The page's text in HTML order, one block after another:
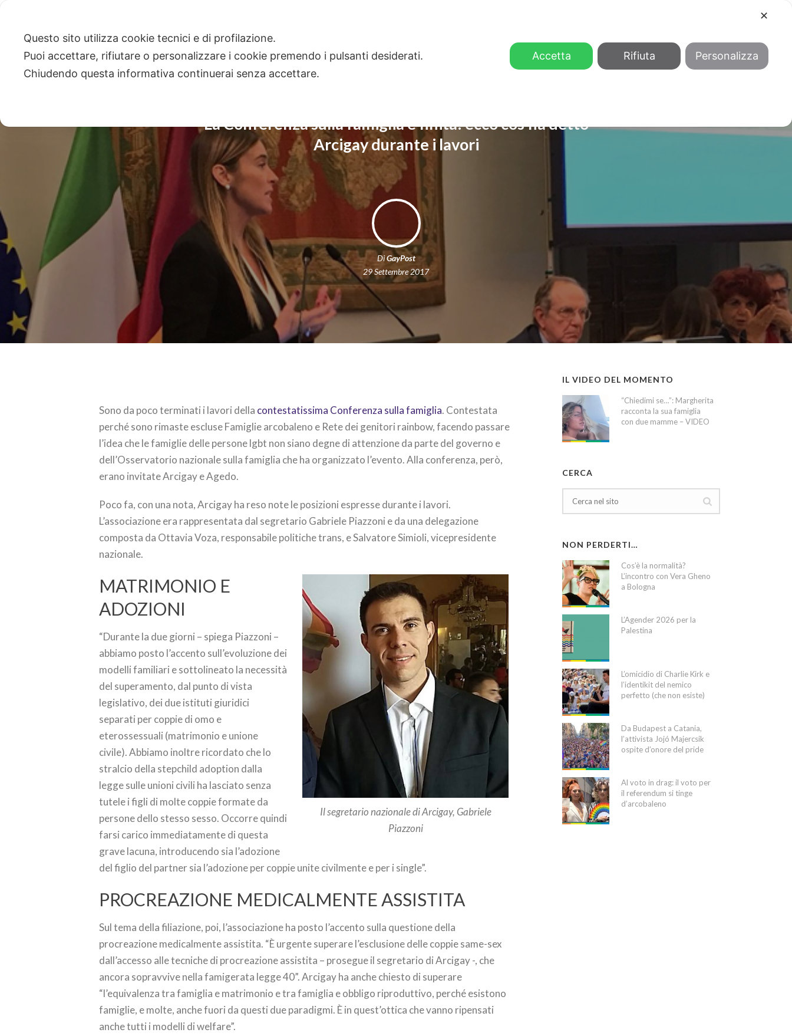
La Conferenza sulla famiglia è finita: ecco cos’ha detto
Arcigay durante i lavori
DiGayPost
29 Settembre 2017
Sono da poco terminati i lavori della contestatissima Conferenza sulla famiglia. Contestata
perché sono rimaste escluse Famiglie arcobaleno e Rete dei genitori rainbow, facendo passare
l’idea che le famiglie delle persone lgbt non siano degne di attenzione da parte del governo e
dell’Osservatorio nazionale sulla famiglia che ha organizzato l’evento. Alla conferenza, però,
erano invitate Arcigay e Agedo.
Poco fa, con una nota, Arcigay ha reso note le posizioni espresse durante i lavori.
L’associazione era rappresentata dal segretario Gabriele Piazzoni e da una delegazione
composta da Ottavia Voza, responsabile politiche trans, e Salvatore Simioli, vicepresidente
nazionale.
Il segretario nazionale di Arcigay, Gabriele
Piazzoni
MATRIMONIO E
ADOZIONI
“Durante la due giorni – spiega Piazzoni –
abbiamo posto l’accento sull’evoluzione dei
modelli familiari e sottolineato la necessità
del superamento, dal punto di vista
legislativo, dei due istituti giuridici
separati per coppie di omo e
eterossessuali (matrimonio e unione
civile). Abbiamo inoltre ricordato che lo
stralcio della stepchild adoption dalla
legge sulle unioni civili ha lasciato senza
tutele i figli di molte coppie formate da
persone dello stesso sesso. Occorre quindi
farsi carico immediatamente di questa
grave lacuna, introducendo sia l’adozione
del figlio del partner sia l’adozione per coppie unite civilmente e per i single”.
PROCREAZIONE MEDICALMENTE ASSISTITA
Sul tema della filiazione, poi, l’associazione ha posto l’accento sulla questione della
procreazione medicalmente assistita. “È urgente superare l’esclusione delle coppie same-sex
dall’accesso alle tecniche di procreazione assistita – prosegue il segretario di Arcigay -, che
ancora sopravvive nella famigerata legge 40”. Arcigay ha anche chiesto di superare
“l’equivalenza tra famiglia e matrimonio e tra famiglia e obbligo riproduttivo, perché esistono
famiglie, e molte, anche fuori da questi due paradigmi. È in quest’ottica che vanno ripensati
anche tutti i modelli di welfare”.
IL VIDEO DEL MOMENTO
“Chiedimi se…”: Margherita
racconta la sua famiglia
con due mamme – VIDEO
CERCA
NON PERDERTI…
Cos’è la normalità?
L’incontro con Vera Gheno
a Bologna
L’Agender 2026 per la
Palestina
L’omicidio di Charlie Kirk e
l’identikit del nemico
perfetto (che non esiste)
Da Budapest a Catania,
l’attivista Jojó Majercsik
ospite d’onore del pride
Al voto in drag: il voto per
il referendum si tinge
d’arcobaleno
✕
Questo sito utilizza cookie tecnici e di profilazione.
Puoi accettare, rifiutare o personalizzare i cookie premendo i pulsanti desiderati.
Chiudendo questa informativa continuerai senza accettare.
Accetta Rifiuta Personalizza